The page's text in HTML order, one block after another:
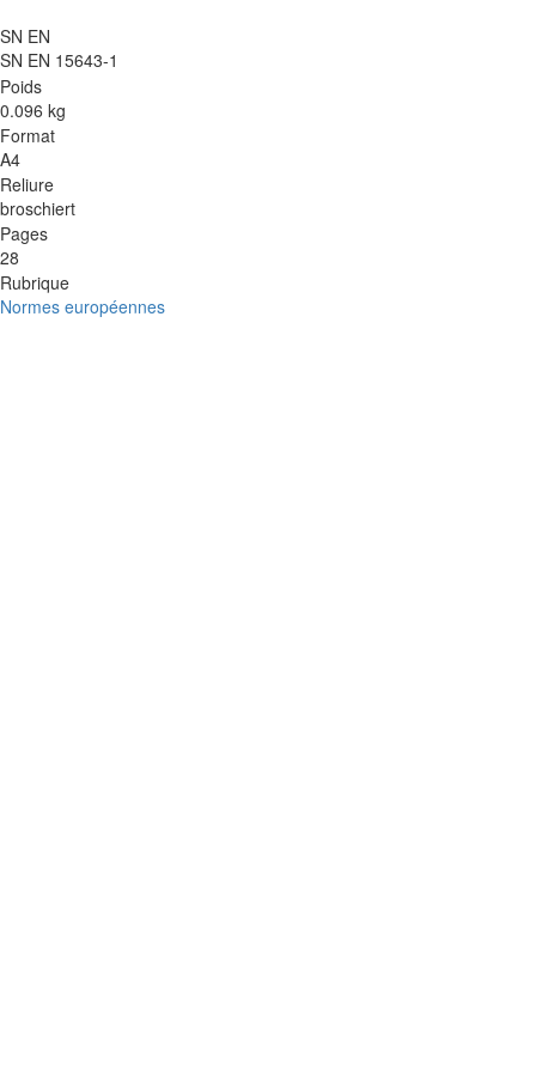
SN EN
SN EN 15643-1
Poids
0.096 kg
Format
A4
Reliure
broschiert
Pages
28
Rubrique
Normes européennes